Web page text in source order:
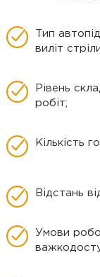
Тип
виліт
Рівень
робіт;
Кількість
Відстань
Умови